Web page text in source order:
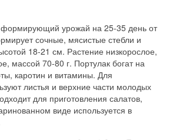
урожай на 25-35 день от
сочные, мясистые стебли и
18-21 см. Растение низкорослое,
массой 70-80 г. Портулак богат на
каротин и витамины. Для
листья и верхние части молодых
для приготовления салатов,
виде используется в